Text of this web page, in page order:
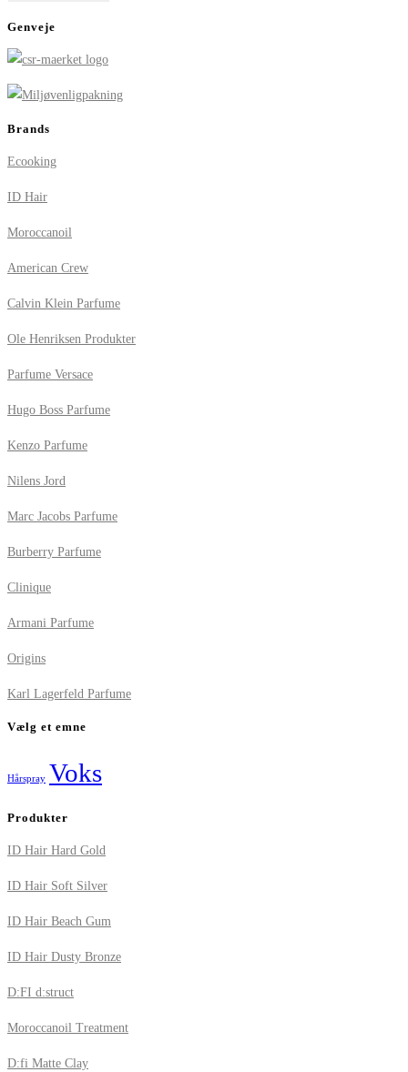
Genveje
Brands
Ecooking
ID Hair
Moroccanoil
American Crew
Calvin Klein Parfume
Ole Henriksen Produkter
Parfume Versace
Hugo Boss Parfume
Kenzo Parfume
Nilens Jord
Marc Jacobs Parfume
Burberry Parfume
Clinique
Armani Parfume
Origins
Karl Lagerfeld Parfume
Vælg et emne
Hårspray Voks
Produkter
ID Hair Hard Gold
ID Hair Soft Silver
ID Hair Beach Gum
ID Hair Dusty Bronze
D:FI d:struct
Moroccanoil Treatment
D:fi Matte Clay